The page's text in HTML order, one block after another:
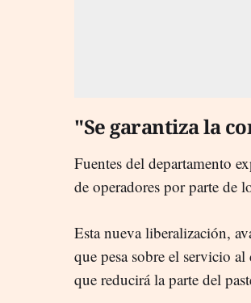
"Se garantiza la
Fuentes del departamento
de operadores por parte de
Esta nueva liberalización,
que pesa sobre el servicio al
que reducirá la parte del